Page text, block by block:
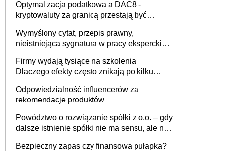
Optymalizacja podatkowa a DAC8 -
kryptowaluty za granicą przestają być
Wymyślony cytat, przepis prawny,
nieistniejąca sygnatura w pracy eksperckiej -
firmie
Firmy wydają tysiące na szkolenia.
Dlaczego efekty często znikają po kilku
Odpowiedzialność influencerów za
rekomendacje produktów
Powództwo o rozwiązanie spółki z o.o. – gdy
dalsze istnienie spółki nie ma sensu, ale nie
Bezpieczny zapas czy finansowa pułapka?